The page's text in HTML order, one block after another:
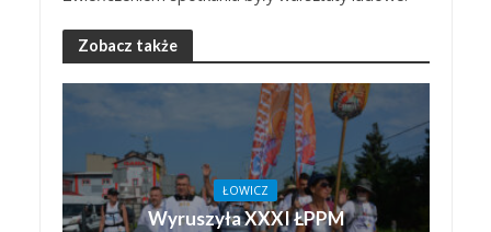
Zobacz także
ŁOWICZ
Wyruszyła XXXI ŁPPM